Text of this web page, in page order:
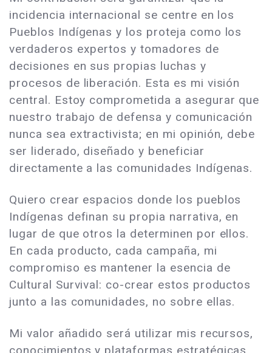
incidencia internacional se centre en los
Pueblos Indígenas y los proteja como los
verdaderos expertos y tomadores de
decisiones en sus propias luchas y
procesos de liberación. Esta es mi visión
central. Estoy comprometida a asegurar que
nuestro trabajo de defensa y comunicación
nunca sea extractivista; en mi opinión, debe
ser liderado, diseñado y beneficiar
directamente a las comunidades Indígenas.
Quiero crear espacios donde los pueblos
Indígenas definan su propia narrativa, en
lugar de que otros la determinen por ellos.
En cada producto, cada campaña, mi
compromiso es mantener la esencia de
Cultural Survival: co-crear estos productos
junto a las comunidades, no sobre ellas.
Mi valor añadido será utilizar mis recursos,
conocimientos y plataformas estratégicas